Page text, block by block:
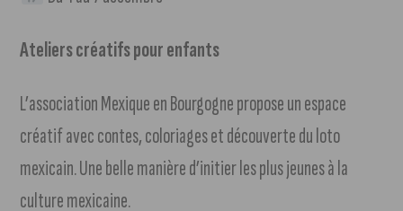
Ateliers créatifs pour enfants
L’association Mexique en Bourgogne propose un espace
créatif avec contes, coloriages et découverte du loto
mexicain. Une belle manière d’initier les plus jeunes à la
culture mexicaine.